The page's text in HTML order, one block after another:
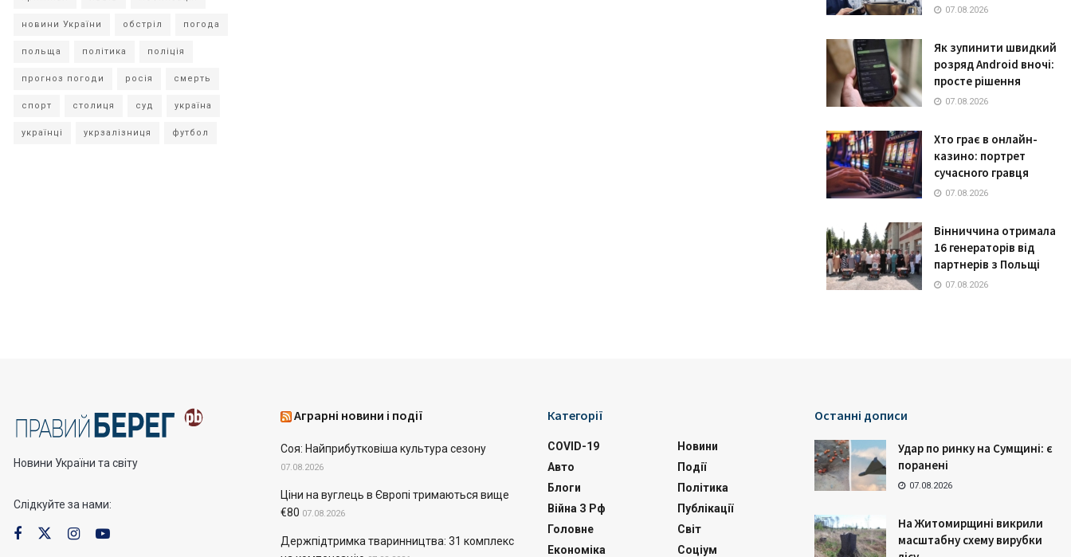
новини України обстріл погода
польща політика поліція
прогноз погоди росія смерть
спорт столиця суд україна
українці укрзалізниця футбол
07.08.2026
Як зупинити швидкий
розряд Android вночі:
просте рішення
07.08.2026
Хто грає в онлайн-
казино: портрет
сучасного гравця
07.08.2026
Вінниччина отримала
16 генераторів від
партнерів з Польщі
07.08.2026
Новини України та світу
Слідкуйте за нами:
Аграрні новини і події
Соя: Найприбутковіша культура сезону
07.08.2026
Ціни на вуглець в Європі тримаються вище
€80 07.08.2026
Держпідтримка тваринництва: 31 комплекс
Категорії
COVID-19
Авто
Блоги
Війна З Рф
Головне
Економіка
Новини
Події
Політика
Публікації
Світ
Соціум
Останні дописи
Удар по ринку на Сумщині: є
поранені
07.08.2026
На Житомирщині викрили
масштабну схему вирубки